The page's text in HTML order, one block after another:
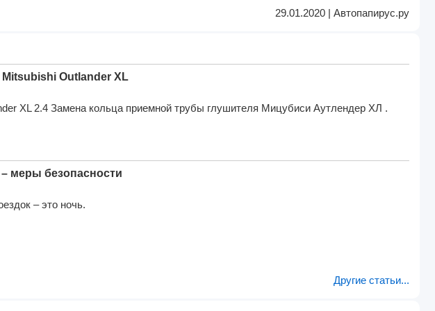
29.01.2020 | Автопапирус.ру
Outlander XL
XL 2.4 Замена кольца приемной трубы глушителя Мицубиси Аутлендер ХЛ .
меры безопасности
– это ночь.
Другие статьи...